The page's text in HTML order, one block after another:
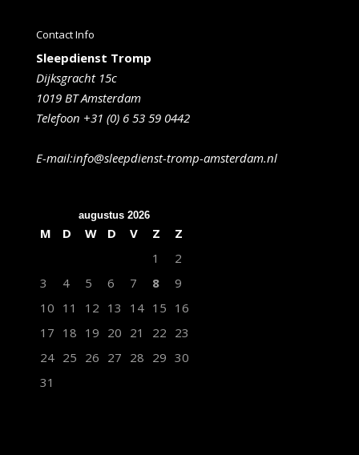
Contact Info
Sleepdienst Tromp
Dijksgracht 15c
1019 BT Amsterdam
Telefoon +31 (0) 6 53 59 0442
E-mail:info@sleepdienst-tromp-amsterdam.nl
augustus 2026
M D W D V Z
Z
1
2
3
4 5 6 7 8
9
10 11 12 13 14 15 16
17 18 19 20 21 22 23
24 25 26 27 28 29 30
31